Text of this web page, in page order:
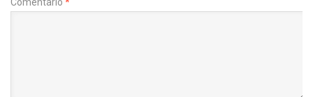
Comentario *